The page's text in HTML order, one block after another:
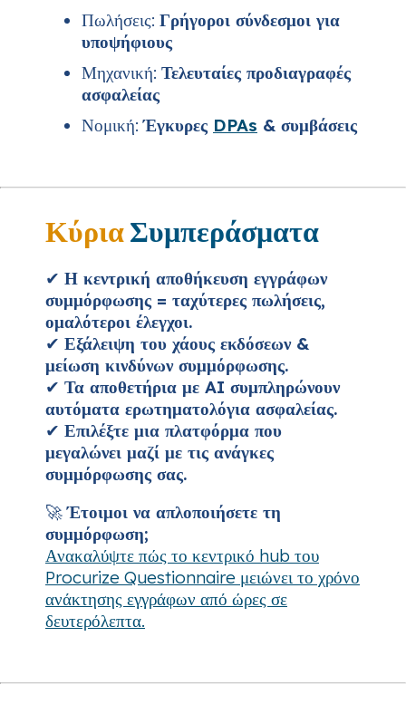
Πωλήσεις: Γρήγοροι σύνδεσμοι για
υποψήφιους
Μηχανική: Τελευταίες προδιαγραφές
ασφαλείας
Νομική:Έγκυρες DPAs & συμβάσεις
ΚύριαΣυμπεράσματα
✔ Η κεντρική αποθήκευση εγγράφων
συμμόρφωσης = ταχύτερες πωλήσεις,
ομαλότεροι έλεγχοι.
✔ Εξάλειψη του χάους εκδόσεων &
μείωση κινδύνων συμμόρφωσης.
✔ Τα αποθετήρια με AI συμπληρώνουν
αυτόματα ερωτηματολόγια ασφαλείας.
✔ Επιλέξτε μια πλατφόρμα που
μεγαλώνει μαζί με τις ανάγκες
συμμόρφωσης σας.
🚀Έτοιμοι να απλοποιήσετε τη
συμμόρφωση;
Ανακαλύψτε πώς το κεντρικό hub του
Procurize Questionnaire μειώνει το χρόνο
ανάκτησης εγγράφων από ώρες σε
δευτερόλεπτα.